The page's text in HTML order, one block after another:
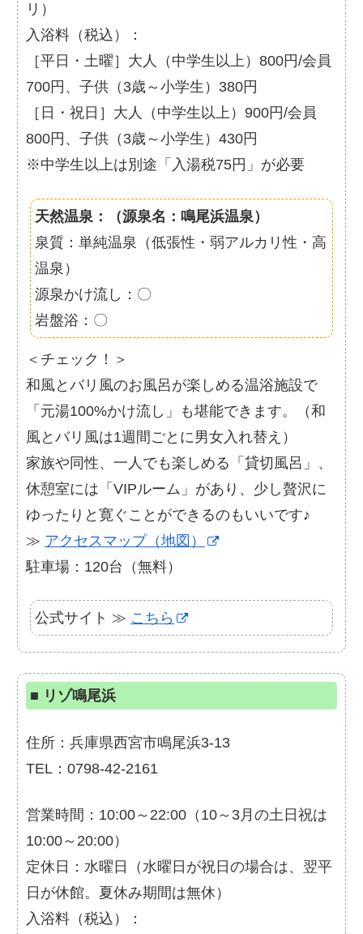
リ）
入浴料（税込）：
［平日・土曜］大人（中学生以上）800円/会員
700円、子供（3歳～小学生）380円
［日・祝日］大人（中学生以上）900円/会員
800円、子供（3歳～小学生）430円
※中学生以上は別途「入湯税75円」が必要
天然温泉：（源泉名：鳴尾浜温泉）
泉質：単純温泉（低張性・弱アルカリ性・高
温泉）
源泉かけ流し：〇
岩盤浴：〇
＜チェック！＞
和風とバリ風のお風呂が楽しめる温浴施設で
「元湯100%かけ流し」も堪能できます。（和
風とバリ風は1週間ごとに男女入れ替え）
家族や同性、一人でも楽しめる「貸切風呂」、
休憩室には「VIPルーム」があり、少し贅沢に
ゆったりと寛ぐことができるのもいいです♪
≫ アクセスマップ（地図）
駐車場：120台（無料）
公式サイト ≫ こちら
■ リゾ鳴尾浜
住所：兵庫県西宮市鳴尾浜3-13
TEL：0798-42-2161
営業時間：10:00～22:00（10～3月の土日祝は
10:00～20:00）
定休日：水曜日（水曜日が祝日の場合は、翌平
日が休館。夏休み期間は無休）
入浴料（税込）：